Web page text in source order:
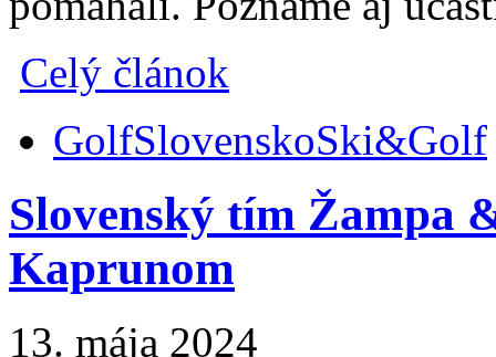
Celý článok
GolfSlovenskoSki&Golf
Slovenský tím Žampa
Kaprunom
13. mája 2024